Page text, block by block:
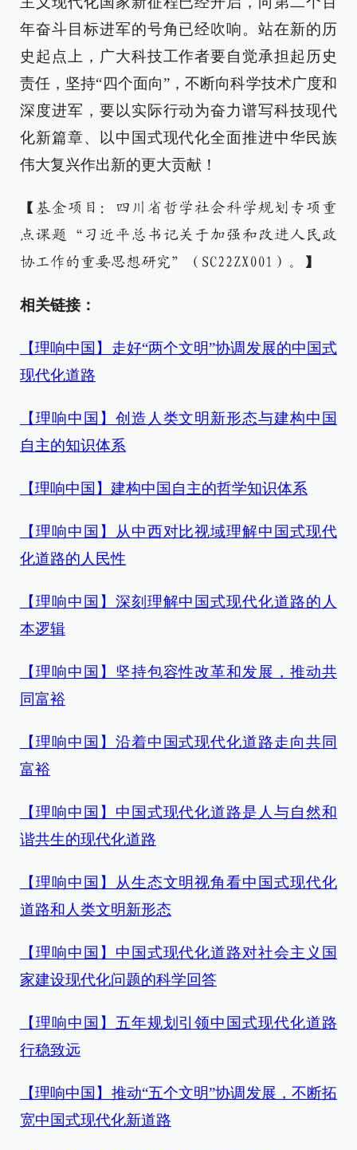
年奋斗目标进军的号角已经吹响。站在新的历
史起点上，广大科技工作者要自觉承担起历史
责任，坚持“四个面向”，不断向科学技术广度和
深度进军，要以实际行动为奋力谱写科技现代
化新篇章、以中国式现代化全面推进中华民族
伟大复兴作出新的更大贡献！
【基金项目：四川省哲学社会科学规划专项重
点课题“习近平总书记关于加强和改进人民政
协工作的重要思想研究”（SC22ZX001）。】
相关链接：
【理响中国】走好“两个文明”协调发展的中国式
现代化道路
【理响中国】创造人类文明新形态与建构中国
自主的知识体系
【理响中国】建构中国自主的哲学知识体系
【理响中国】从中西对比视域理解中国式现代
化道路的人民性
【理响中国】深刻理解中国式现代化道路的人
本逻辑
【理响中国】坚持包容性改革和发展，推动共
同富裕
【理响中国】沿着中国式现代化道路走向共同
富裕
【理响中国】中国式现代化道路是人与自然和
谐共生的现代化道路
【理响中国】从生态文明视角看中国式现代化
道路和人类文明新形态
【理响中国】中国式现代化道路对社会主义国
家建设现代化问题的科学回答
【理响中国】五年规划引领中国式现代化道路
行稳致远
【理响中国】推动“五个文明”协调发展，不断拓
宽中国式现代化新道路